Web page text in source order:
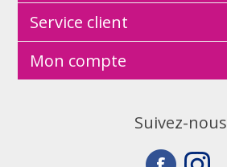
Service client
Mon compte
Suivez-nous